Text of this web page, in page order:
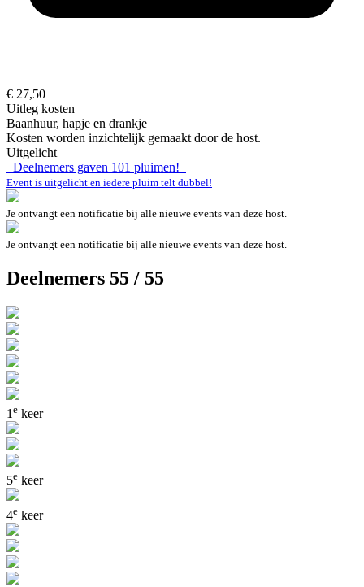
€ 27,50
Uitleg kosten
Baanhuur, hapje en drankje
Kosten worden inzichtelijk gemaakt door de host.
Uitgelicht
Deelnemers gaven 101 pluimen!
Event is uitgelicht en iedere pluim telt dubbel!
Je ontvangt een notificatie bij alle nieuwe events van deze host.
Je ontvangt een notificatie bij alle nieuwe events van deze host.
Deelnemers 55 / 55
1 e keer
5e keer
4e keer